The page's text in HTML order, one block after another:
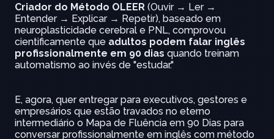
Criador do Método OLEER (Ouvir → Ler →
Entender → Explicar → Repetir), baseado em
neuroplasticidade cerebral e PNL, comprovou
cientificamente que adultos podem falar inglês
profissionalmente em 90 dias quando treinam
automatismo ao invés de "estudar."
E, agora, quer entregar para executivos, gestores e
empresários que estão travados no eterno
intermediário o Mapa de Fluência em 90 Dias para
conversar profissionalmente em inglês com método